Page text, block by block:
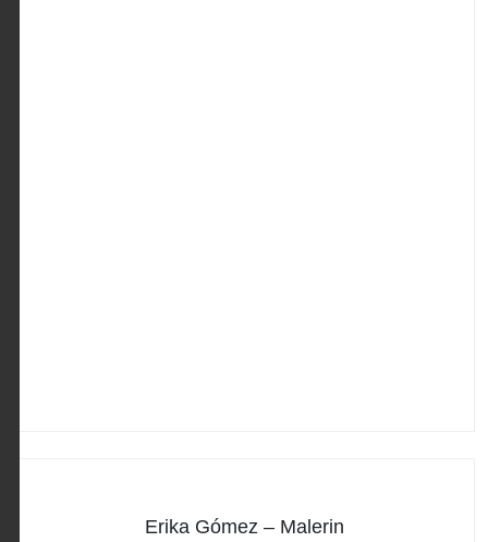
Erika Gómez – Malerin